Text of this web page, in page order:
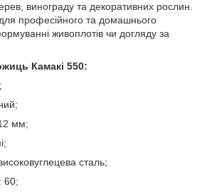
винограду та декоративних рослин.
професійного та домашнього
живоплотів чи догляду за
Камакі 550:
мм;
сталь;
60;